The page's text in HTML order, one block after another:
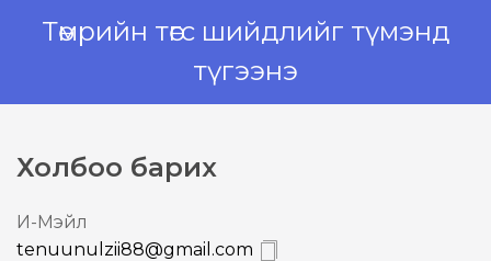
Төмрийн төгс шийдлийг түмэнд
түгээнэ
Холбоо барих
И-Mэйл
tenuunulzii88@gmail.com